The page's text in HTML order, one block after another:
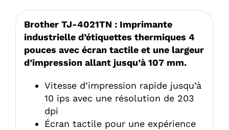
Brother TJ-4021TN : Imprimante
industrielle d’étiquettes thermiques 4
pouces avec écran tactile et une largeur
d’impression allant jusqu’à 107 mm.
Vitesse d’impression rapide jusqu’à
10 ips avec une résolution de 203
dpi
Écran tactile pour une expérience